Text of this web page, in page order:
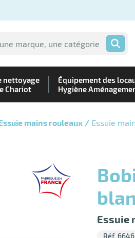
OK
nettoyage
Chariot
Équipement des
Hygiène
mains rouleaux Essuie
Bobine Kleenex E-roll large 250m
Essuie
Réf. 6646